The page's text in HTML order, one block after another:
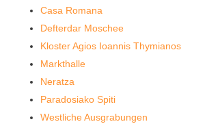
Casa Romana
Defterdar Moschee
Kloster Agios Ioannis Thymianos
Markthalle
Neratza
Paradosiako Spiti
Westliche Ausgrabungen